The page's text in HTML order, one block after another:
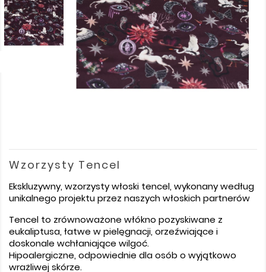
Wzorzysty Tencel
Ekskluzywny, wzorzysty włoski tencel, wykonany według
unikalnego projektu przez naszych włoskich partnerów
Tencel to zrównoważone włókno pozyskiwane z
eukaliptusa, łatwe w pielęgnacji, orzeźwiające i
doskonale wchłaniające wilgoć.
Hipoalergiczne, odpowiednie dla osób o wyjątkowo
wrażliwej skórze.